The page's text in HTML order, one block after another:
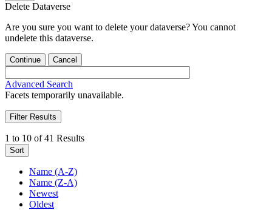
Delete Dataverse
Are you sure you want to delete your dataverse? You cannot
undelete this dataverse.
Continue Cancel
Advanced Search
Facets temporarily unavailable.
Filter Results
1 to 10 of 41 Results
Sort
Name (A-Z)
Name (Z-A)
Newest
Oldest